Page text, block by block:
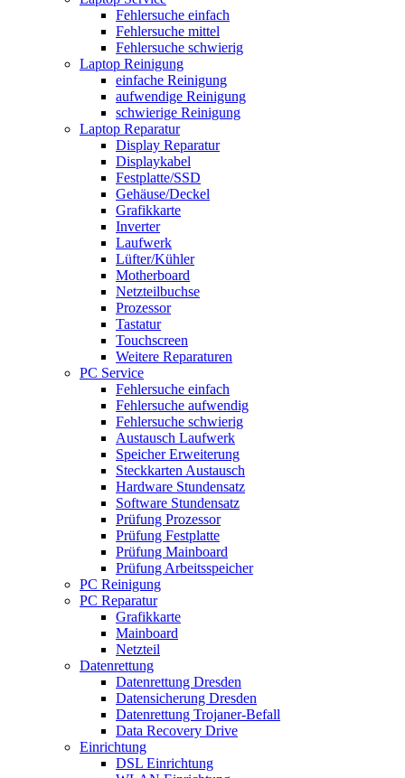
Fehlersuche einfach
Fehlersuche mittel
Fehlersuche schwierig
Laptop Reinigung
einfache Reinigung
aufwendige Reinigung
schwierige Reinigung
Laptop Reparatur
Display Reparatur
Displaykabel
Festplatte/SSD
Gehäuse/Deckel
Grafikkarte
Inverter
Laufwerk
Lüfter/Kühler
Motherboard
Netzteilbuchse
Prozessor
Tastatur
Touchscreen
Weitere Reparaturen
PC Service
Fehlersuche einfach
Fehlersuche aufwendig
Fehlersuche schwierig
Austausch Laufwerk
Speicher Erweiterung
Steckkarten Austausch
Hardware Stundensatz
Software Stundensatz
Prüfung Prozessor
Prüfung Festplatte
Prüfung Mainboard
Prüfung Arbeitsspeicher
PC Reinigung
PC Reparatur
Grafikkarte
Mainboard
Netzteil
Datenrettung
Datenrettung Dresden
Datensicherung Dresden
Datenrettung Trojaner-Befall
Data Recovery Drive
Einrichtung
DSL Einrichtung